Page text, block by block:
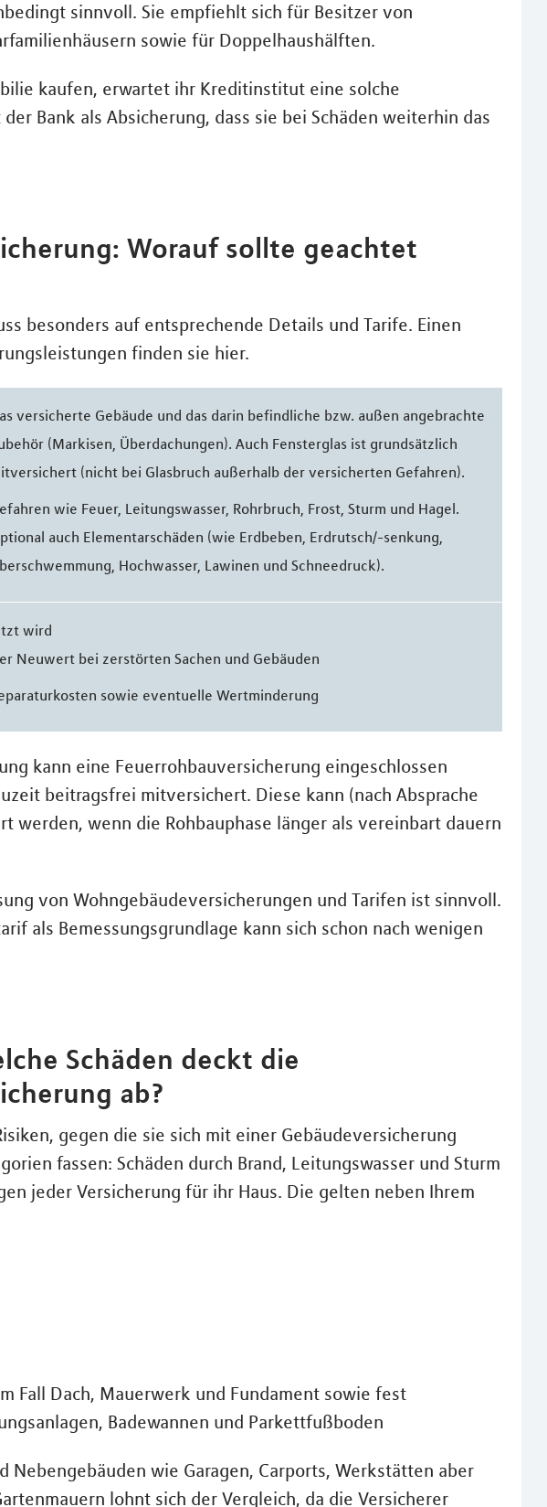
sinnvoll. Sie empfiehlt sich für Besitzer von
sowie für Doppelhaushälften.
kaufen, erwartet ihr Kreditinstitut eine solche
Bank als Absicherung, dass sie bei Schäden weiterhin das
Worauf sollte geachtet
besonders auf entsprechende Details und Tarife. Einen
finden sie hier.
versicherte Gebäude und das darin befindliche bzw. außen angebrachte
(Markisen, Überdachungen). Auch Fensterglas ist grundsätzlich
(nicht bei Glasbruch außerhalb der versicherten Gefahren).
wie Feuer, Leitungswasser, Rohrbruch, Frost, Sturm und Hagel.
auch Elementarschäden (wie Erdbeben, Erdrutsch/-senkung,
Hochwasser, Lawinen und Schneedruck).
wird
Neuwert bei zerstörten Sachen und Gebäuden
sowie eventuelle Wertminderung
kann eine Feuerrohbauversicherung eingeschlossen
beitragsfrei mitversichert. Diese kann (nach Absprache
werden, wenn die Rohbauphase länger als vereinbart dauern
von Wohngebäudeversicherungen und Tarifen ist sinnvoll.
als Bemessungsgrundlage kann sich schon nach wenigen
Schäden deckt die
ab?
gegen die sie sich mit einer Gebäudeversicherung
fassen: Schäden durch Brand, Leitungswasser und Sturm
jeder Versicherung für ihr Haus. Die gelten neben Ihrem
Fall Dach, Mauerwerk und Fundament sowie fest
Badewannen und Parkettfußboden
Nebengebäuden wie Garagen, Carports, Werkstätten aber
lohnt sich der Vergleich, da die Versicherer